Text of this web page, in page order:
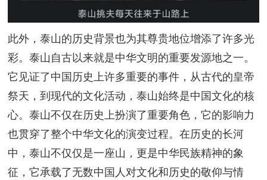
此外，泰山的历史背景也为其尊贵地位增添了许多光
彩。泰山自古以来就是中华文明的重要发源地之一。
它见证了中国历史上许多重要的事件，从古代的皇帝
祭天，到现代的文化活动，泰山始终是中国文化的核
心。泰山不仅在历史上扮演了重要角色，它的影响力
也贯穿了整个中华文化的演变过程。在历史的长河
中，泰山不仅仅是一座山，更是中华民族精神的象
征，它承载了无数中国人对文化和历史的敬仰与情